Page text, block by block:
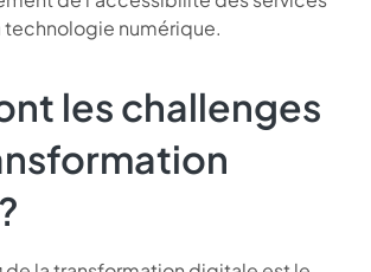
technologie numérique.
les challenges